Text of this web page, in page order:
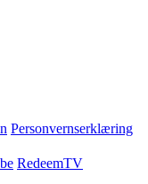
Personvernserklæring
RedeemTV